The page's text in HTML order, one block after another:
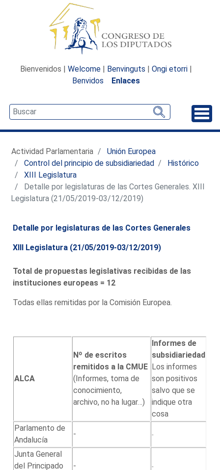
Bienvenidos | Welcome | Benvinguts | Ongi etorri |
Benvidos
Enlaces
Actividad Parlamentaria
Unión Europea
Control del principio de subsidiariedad
Histórico
XIII Legislatura
Detalle por legislaturas de las Cortes Generales. XIII
Legislatura (21/05/2019-03/12/2019)
Detalle por legislaturas de las Cortes Generales
XIII Legislatura (21/05/2019-03/12/2019)
Total de propuestas legislativas recibidas de las
instituciones europeas = 12
Todas ellas remitidas por la Comisión Europea.
ALCA
Nº de escritos
remitidos a la CMUE
(Informes, toma de
conocimiento,
archivo, no ha lugar…)
Informes de
subsidiariedad
Los informes
son positivos
salvo que se
indique otra
cosa
Parlamento de
Andalucía
- -
Junta General
del Principado
- -